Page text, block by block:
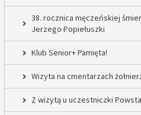
38. rocznica męczeńskiej
Jerzego Popiełuszki
Klub Senior+ Pamięta!
Wizyta na cmentarzach
Z wizytą u uczestniczki